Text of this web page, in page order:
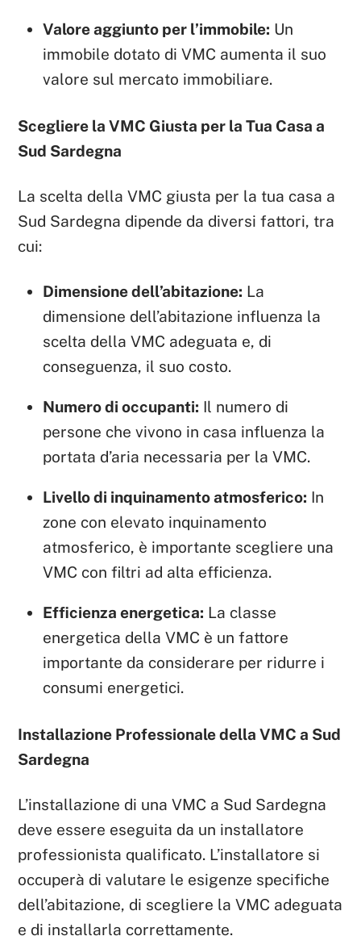
Valore aggiunto per l’immobile: Un
immobile dotato di VMC aumenta il suo
valore sul mercato immobiliare.
Scegliere la VMC Giusta per la Tua Casa a
Sud Sardegna
La scelta della VMC giusta per la tua casa a
Sud Sardegna dipende da diversi fattori, tra
cui:
Dimensione dell’abitazione: La
dimensione dell’abitazione influenza la
scelta della VMC adeguata e, di
conseguenza, il suo costo.
Numero di occupanti: Il numero di
persone che vivono in casa influenza la
portata d’aria necessaria per la VMC.
Livello di inquinamento atmosferico: In
zone con elevato inquinamento
atmosferico, è importante scegliere una
VMC con filtri ad alta efficienza.
Efficienza energetica: La classe
energetica della VMC è un fattore
importante da considerare per ridurre i
consumi energetici.
Installazione Professionale della VMC a Sud
Sardegna
L’installazione di una VMC a Sud Sardegna
deve essere eseguita da un installatore
professionista qualificato. L’installatore si
occuperà di valutare le esigenze specifiche
dell’abitazione, di scegliere la VMC adeguata
e di installarla correttamente.